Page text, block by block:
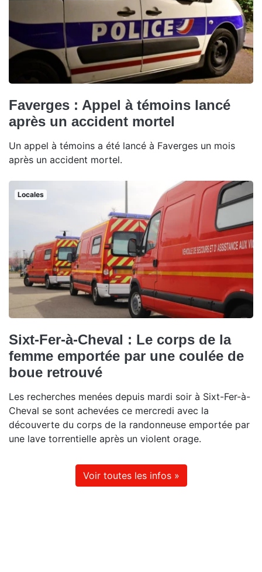
Faverges : Appel à témoins lancé
après un accident mortel
Un appel à témoins a été lancé à Faverges un mois
après un accident mortel.
Locales
Sixt-Fer-à-Cheval : Le corps de la
femme emportée par une coulée de
boue retrouvé
Les recherches menées depuis mardi soir à Sixt-Fer-à-
Cheval se sont achevées ce mercredi avec la
découverte du corps de la randonneuse emportée par
une lave torrentielle après un violent orage.
Voir toutes les infos »